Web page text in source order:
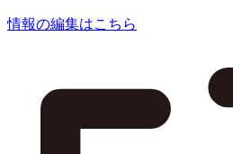
情報の編集はこちら